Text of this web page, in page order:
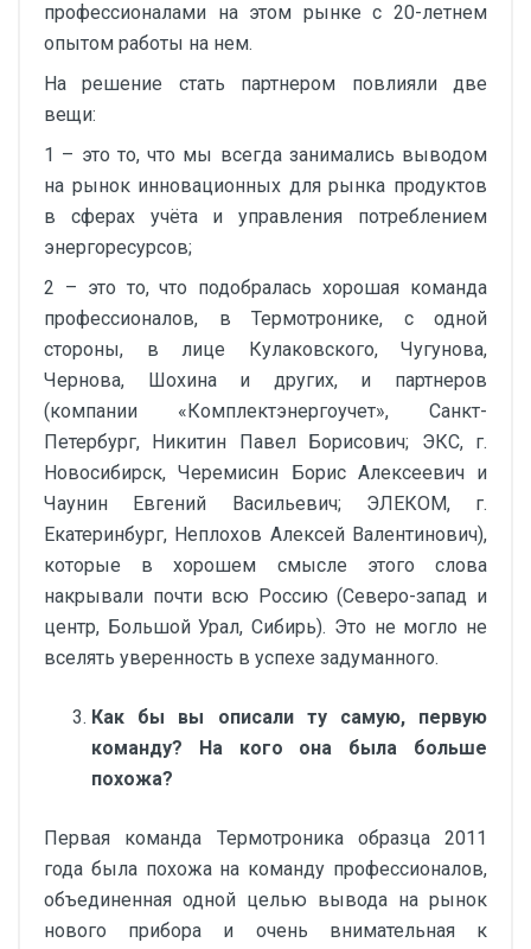
профессионалами на этом рынке с 20-летнем
опытом работы на нем.
На решение стать партнером повлияли две
вещи:
1 – это то, что мы всегда занимались выводом
на рынок инновационных для рынка продуктов
в сферах учёта и управления потреблением
энергоресурсов;
2 – это то, что подобралась хорошая команда
профессионалов, в Термотронике, с одной
стороны, в лице Кулаковского, Чугунова,
Чернова, Шохина и других, и партнеров
(компании «Комплектэнергоучет», Санкт-
Петербург, Никитин Павел Борисович; ЭКС, г.
Новосибирск, Черемисин Борис Алексеевич и
Чаунин Евгений Васильевич; ЭЛЕКОМ, г.
Екатеринбург, Неплохов Алексей Валентинович),
которые в хорошем смысле этого слова
накрывали почти всю Россию (Северо-запад и
центр, Большой Урал, Сибирь). Это не могло не
вселять уверенность в успехе задуманного.
Как бы вы описали ту самую, первую
команду? На кого она была больше
похожа?
Первая команда Термотроника образца 2011
года была похожа на команду профессионалов,
объединенная одной целью вывода на рынок
нового прибора и очень внимательная к